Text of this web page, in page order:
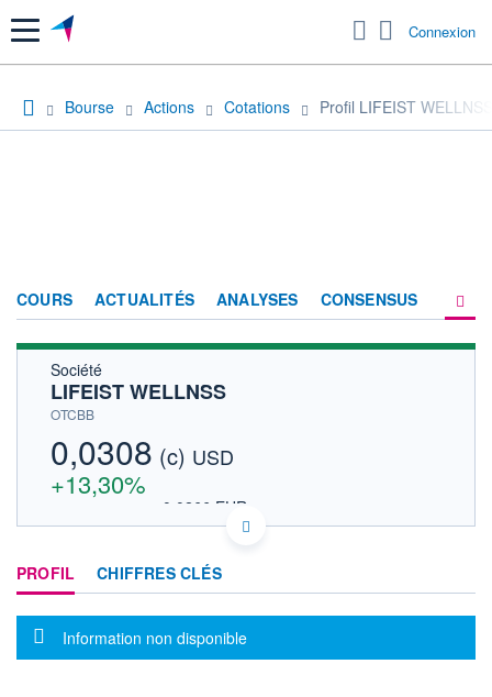
Menu Connexion
Bourse Actions Cotations Profil LIFEIST WELLNSS
COURS ACTUALITÉS ANALYSES CONSENSUS
Société
LIFEIST WELLNSS
OTCBB
0,0308 (c) USD
+13,30%
0,0266 EUR
DONNÉES TEMPS DIFFÉRÉ
Politique d'exécution
PROFIL CHIFFRES CLÉS
Message d'information
Information non disponible